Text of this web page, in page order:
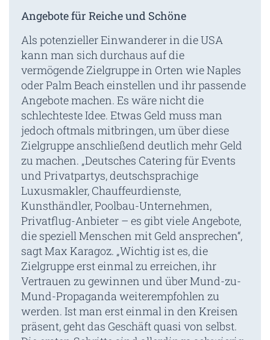
Angebote für Reiche und Schöne
Als potenzieller Einwanderer in die USA
kann man sich durchaus auf die
vermögende Zielgruppe in Orten wie Naples
oder Palm Beach einstellen und ihr passende
Angebote machen. Es wäre nicht die
schlechteste Idee. Etwas Geld muss man
jedoch oftmals mitbringen, um über diese
Zielgruppe anschließend deutlich mehr Geld
zu machen. „Deutsches Catering für Events
und Privatpartys, deutschsprachige
Luxusmakler, Chauffeurdienste,
Kunsthändler, Poolbau-Unternehmen,
Privatflug-Anbieter – es gibt viele Angebote,
die speziell Menschen mit Geld ansprechen“,
sagt Max Karagoz. „Wichtig ist es, die
Zielgruppe erst einmal zu erreichen, ihr
Vertrauen zu gewinnen und über Mund-zu-
Mund-Propaganda weiterempfohlen zu
werden. Ist man erst einmal in den Kreisen
präsent, geht das Geschäft quasi von selbst.